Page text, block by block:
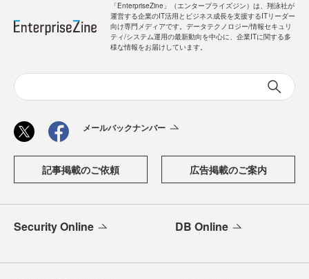
「EnterpriseZine」（エンタープライズジン）は、翔泳社が
運営する企業のIT活用とビジネス成長を支援するITリーダー
向け専門メディアです。データテクノロジー/情報セキュリ
ティ/システム運用の最新動向を中心に、企業ITに関する多
様な情報をお届けしています。
メールバックナンバー
記事掲載のご依頼 広告掲載のご案内
Security Online DB Online